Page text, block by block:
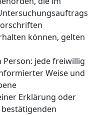
können, gelten
jede freiwillig
Weise und
Erklärung oder